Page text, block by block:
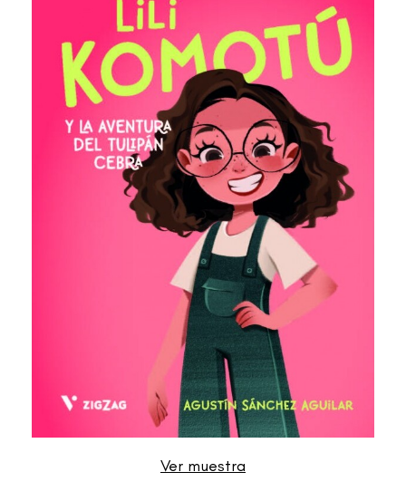
Ver muestra